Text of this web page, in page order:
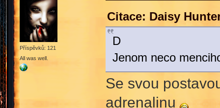
Příspěvků: 121
All was well.
Citace: Daisy
D
Jenom neco
Se svou
adrenalinu